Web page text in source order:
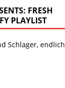
FRESH
PLAYLIST
Schlager, endlich